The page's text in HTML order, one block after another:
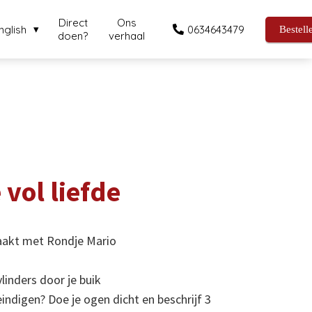
Direct
doen?
Ons
verhaal
0634643479
vol liefde
met Rondje Mario
door je buik
Doe je ogen dicht en beschrijf 3